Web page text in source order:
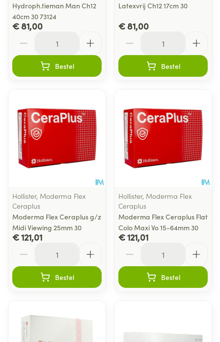
Hydroph.tieman Man Ch12
40cm 30 73124
€ 81,00
Bestel
Latexvrij Ch12 17cm 30
€ 81,00
Bestel
Hollister, Moderma Flex
Ceraplus
Moderma Flex Ceraplus g/z
Midi Viewing 25mm 30
€ 121,01
Bestel
Hollister, Moderma Flex
Ceraplus
Moderma Flex Ceraplus Flat
Colo Maxi Vo 15-64mm 30
€ 121,01
Bestel